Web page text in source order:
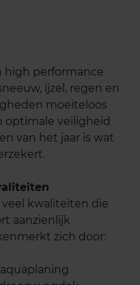
high performance
ijzel, regen en
moeiteloos
optimale veiligheid
van het jaar is wat
veel kwaliteiten die
aanzienlijk
zich door: